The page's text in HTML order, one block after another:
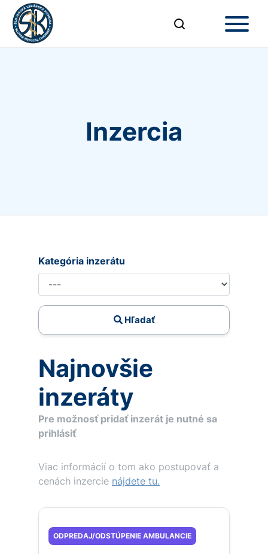
Inzercia
Kategória inzerátu
Hľadať
Najnovšie
inzeráty
Pre možnosť pridať inzerát je nutné sa
prihlásiť
Viac informácií o tom ako postupovať a
cenách inzercie nájdete tu.
ODPREDAJ/ODSTÚPENIE AMBULANCIE